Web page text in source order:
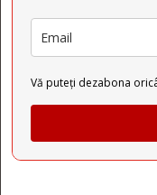
Vă puteți dezabona